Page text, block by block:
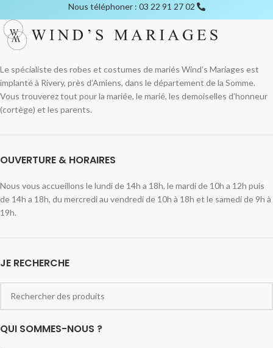
Nous téléphoner : 03 22 91 27 02
Le spécialiste des robes et costumes de mariés Wind’s Mariages est
implanté à Rivery, près d’Amiens, dans le département de la Somme.
Vous trouverez tout pour la mariée, le marié, les demoiselles d’honneur
(cortège) et les parents.
OUVERTURE & HORAIRES
Nous vous accueillons le lundi de 14h a 18h, le mardi de 10h a 12h puis
de 14h a 18h, du mercredi au vendredi de 10h à 18h et le samedi de 9h à
19h.
JE RECHERCHE
QUI SOMMES-NOUS ?